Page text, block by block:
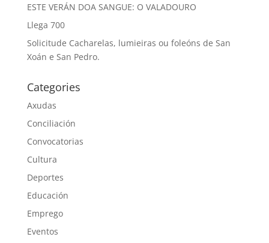
ESTE VERÁN DOA SANGUE: O VALADOURO
Llega 700
Solicitude Cacharelas, lumieiras ou foleóns de San
Xoán e San Pedro.
Categories
Axudas
Conciliación
Convocatorias
Cultura
Deportes
Educación
Emprego
Eventos